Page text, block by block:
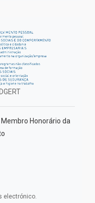
Membro Honorário da
electrónico.